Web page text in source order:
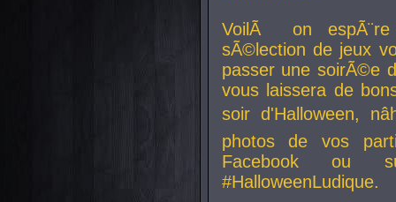
VoilÃ on
sÃ©lection de jeux
passer une soirÃ©e
vous laissera de
soir d'Halloween,
photos de vos
Facebook ou
#HalloweenLudique.